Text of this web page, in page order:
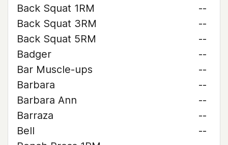
Back Squat 1RM
--
Back Squat 3RM
--
Back Squat 5RM
--
Badger
--
Bar Muscle-ups
--
Barbara
--
Barbara Ann
--
Barraza
--
Bell
--